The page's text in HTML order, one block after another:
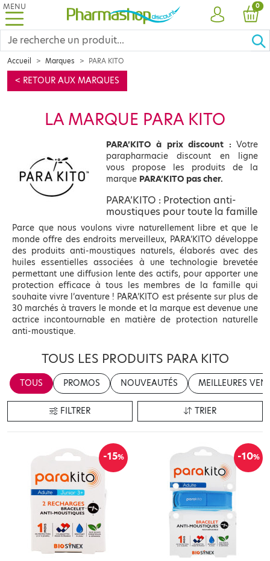
MENU
COMPTE
0
Accueil Marques PARA KITO
< RETOUR AUX MARQUES
LA MARQUE PARA KITO
PARA’KITO à prix discount : Votre
parapharmacie discount en ligne
vous propose les produits de la
marque PARA’KITO pas cher.
PARA’KITO : Protection anti-
moustiques pour toute la famille
Parce que nous voulons vivre naturellement libre et que le
monde offre des endroits merveilleux, PARA’KITO développe
des produits anti-moustiques naturels, élaborés avec des
huiles essentielles associées à une technologie brevetée
permettant une diffusion lente des actifs, pour apporter une
protection efficace à tous les membres de la famille qui
souhaite vivre l’aventure ! PARA’KITO est présente sur plus de
30 marchés à travers le monde et la marque est devenue une
actrice incontournable en matière de protection naturelle
anti-moustique.
TOUS LES PRODUITS PARA KITO
TOUS PROMOS NOUVEAUTÉS MEILLEURES
FILTRER TRIER
-15% -10%